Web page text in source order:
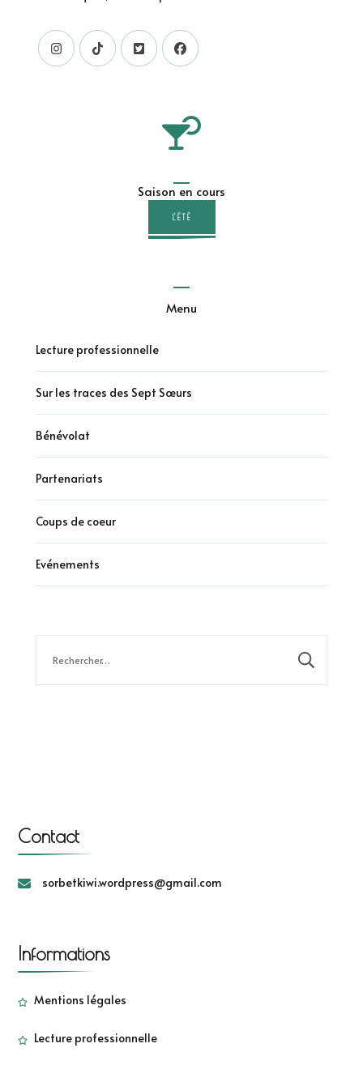
Saison en cours
L'ÉTÉ
Menu
Lecture professionnelle
Sur les traces des Sept Sœurs
Bénévolat
Partenariats
Coups de coeur
Evénements
Contact
sorbetkiwi.wordpress@gmail.com
Informations
Mentions légales
Lecture professionnelle